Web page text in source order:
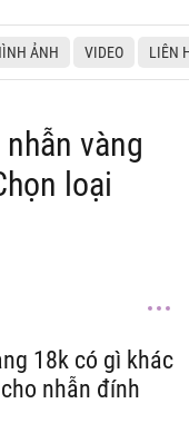
ẢNH VIDEO LIÊN
vàng
loại
18k có gì khác
nhẫn đính